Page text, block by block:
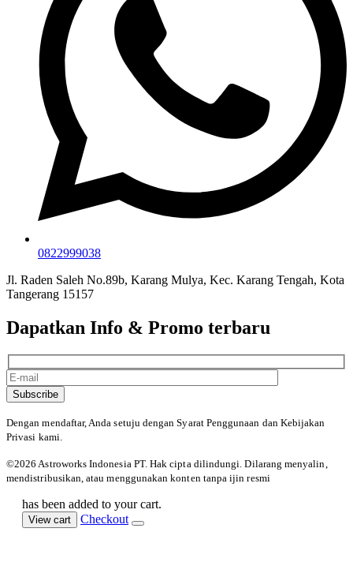
0822999038
Jl. Raden Saleh No.89b, Karang Mulya, Kec. Karang Tengah, Kota
Tangerang 15157
Dapatkan Info & Promo terbaru
Subscribe
Dengan mendaftar, Anda setuju dengan Syarat Penggunaan dan Kebijakan
Privasi kami.
©️2026 Astroworks Indonesia PT. Hak cipta dilindungi. Dilarang menyalin,
mendistribusikan, atau menggunakan konten tanpa ijin resmi
has been added to your cart.
View cart Checkout